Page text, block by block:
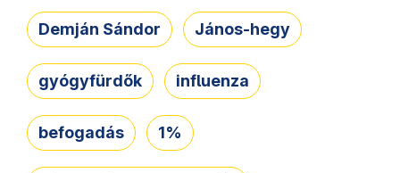
Demján Sándor János-hegy
gyógyfürdők influenza
befogadás 1%